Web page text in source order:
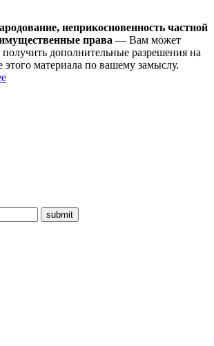
неприкосновенность частной
права — Вам может
получить дополнительные разрешения на
этого материала по вашему замыслу.
submit